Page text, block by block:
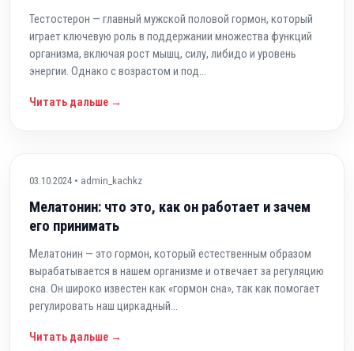
Тестостерон — главный мужской половой гормон, который
играет ключевую роль в поддержании множества функций
организма, включая рост мышц, силу, либидо и уровень
энергии. Однако с возрастом и под...
Читать дальше →
03.10.2024 • admin_kachkz
Мелатонин: что это, как он работает и зачем
его принимать
Мелатонин — это гормон, который естественным образом
вырабатывается в нашем организме и отвечает за регуляцию
сна. Он широко известен как «гормон сна», так как помогает
регулировать наш циркадный...
Читать дальше →